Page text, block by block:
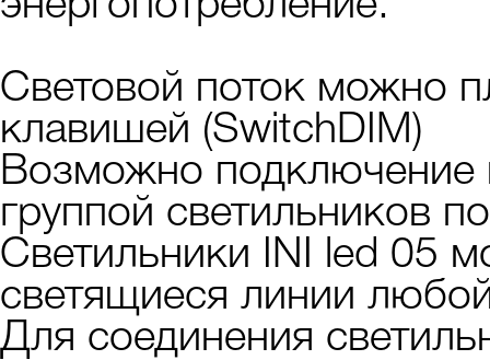
Световой поток можно
клавишей (SwitchDIM)
Возможно подключение
группой светильников
Светильники INI led 05
светящиеся линии
Для соединения